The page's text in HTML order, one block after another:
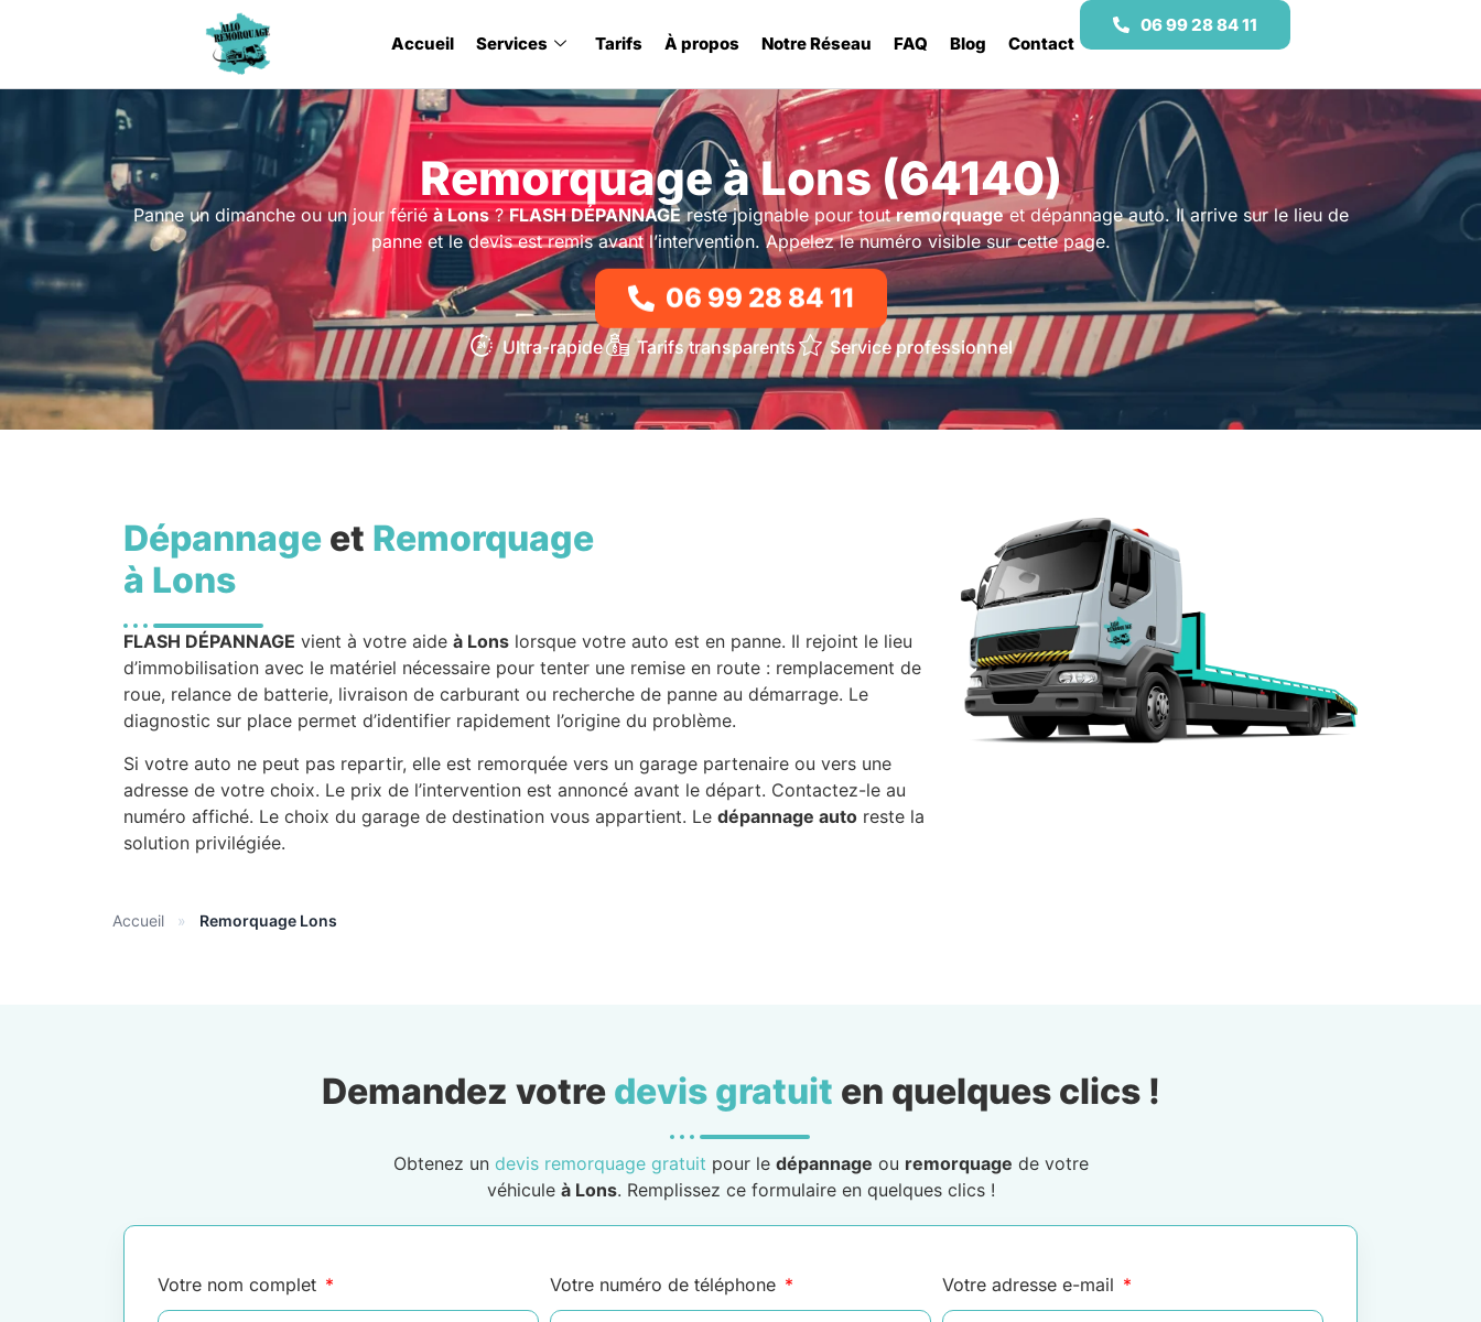
Accueil Services Tarifs À propos Notre Réseau FAQ Blog Contact
06 99 28 84 11
Remorquage à Lons (64140)
Panne un dimanche ou un jour fériéà Lons?FLASH DÉPANNAGEreste joignable pour toutremorquageet dépannage auto. Il arrive sur le lieu de
panne et le devis est remis avant l’intervention. Appelez le numéro visible sur cette page.
06 99 28 84 11
Ultra-rapide Tarifs transparents Service professionnel
Dépannage et Remorquage
à Lons
FLASH DÉPANNAGE vient à votre aide à Lons lorsque votre auto est en panne. Il rejoint le lieu
d’immobilisation avec le matériel nécessaire pour tenter une remise en route : remplacement de
roue, relance de batterie, livraison de carburant ou recherche de panne au démarrage. Le
diagnostic sur place permet d’identifier rapidement l’origine du problème.
Si votre auto ne peut pas repartir, elle est remorquée vers un garage partenaire ou vers une
adresse de votre choix. Le prix de l’intervention est annoncé avant le départ. Contactez-le au
numéro affiché. Le choix du garage de destination vous appartient. Le dépannage auto reste la
solution privilégiée.
Accueil » Remorquage Lons
Demandez votre devis gratuit en quelques clics !
Obtenez un devis remorquage gratuit pour le dépannage ou remorquage de votre
véhicule à Lons. Remplissez ce formulaire en quelques clics !
Votre nom complet Votre numéro de téléphone Votre adresse e-mail